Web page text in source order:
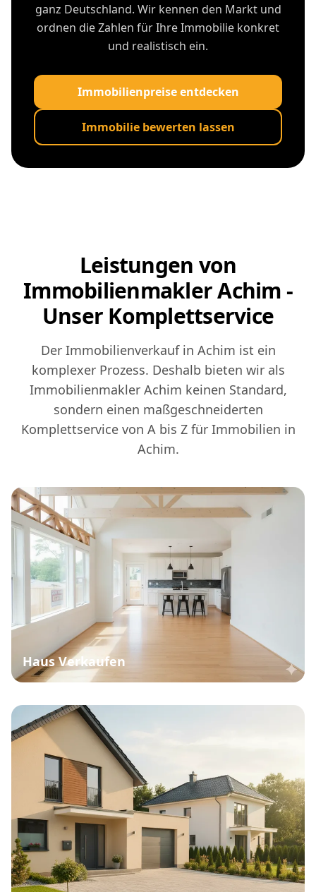
ganz Deutschland. Wir kennen den Markt und
ordnen die Zahlen für Ihre Immobilie konkret
und realistisch ein.
Immobilienpreise entdecken
Immobilie bewerten lassen
Leistungen von
Immobilienmakler Achim -
Unser Komplettservice
Der Immobilienverkauf in Achim ist ein
komplexer Prozess. Deshalb bieten wir als
Immobilienmakler Achim keinen Standard,
sondern einen maßgeschneiderten
Komplettservice von A bis Z für Immobilien in
Achim.
Haus Verkaufen